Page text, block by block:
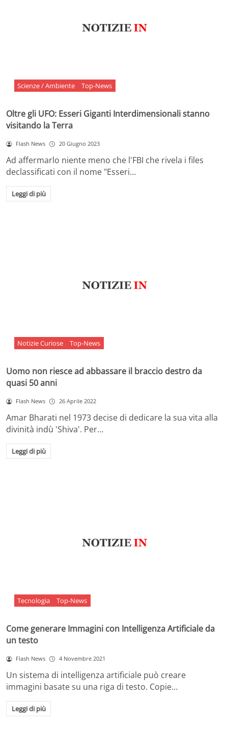
Scienze / Ambiente Top-News
Oltre gli UFO: Esseri Giganti Interdimensionali stanno
visitando la Terra
Flash News 20 Giugno 2023
Ad affermarlo niente meno che l'FBI che rivela i files
declassificati con il nome "Esseri…
Leggi di più
Notizie Curiose Top-News
Uomo non riesce ad abbassare il braccio destro da
quasi 50 anni
Flash News 26 Aprile 2022
Amar Bharati nel 1973 decise di dedicare la sua vita alla
divinità indù 'Shiva'. Per…
Leggi di più
Tecnologia Top-News
Come generare Immagini con Intelligenza Artificiale da
un testo
Flash News 4 Novembre 2021
Un sistema di intelligenza artificiale può creare
immagini basate su una riga di testo. Copie…
Leggi di più